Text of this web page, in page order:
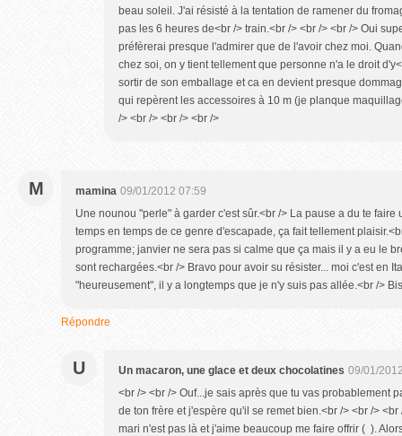
beau soleil. J'ai résisté à la tentation de ramener du
pas les 6 heures de<br /> train.<br /> <br /> <br /> Oui
préfèrerai presque l'admirer que de l'avoir chez moi.
chez soi, on y tient tellement que personne n'a le droit
sortir de son emballage et ca en devient presque
qui repèrent les accessoires à 10 m (je planque
/> <br /> <br /> <br />
M mamina 09/01/2012 07:59
Une nounou "perle" à garder c'est sûr.<br /> La pause a du te faire
temps en temps de ce genre d'escapade, ça fait tellement
programme; janvier ne sera pas si calme que ça mais il y a eu le
sont rechargées.<br /> Bravo pour avoir su résister... moi c'est en
"heureusement", il y a longtemps que je n'y suis pas allée.<br />
Répondre
U Un macaron, une glace et deux chocolatines 09/01/
<br /> <br /> Ouf...je sais après que tu vas probablement
de ton frère et j'espère qu'il se remet bien.<br /> <br />
mari n'est pas là et j'aime beaucoup me faire offrir ( ).